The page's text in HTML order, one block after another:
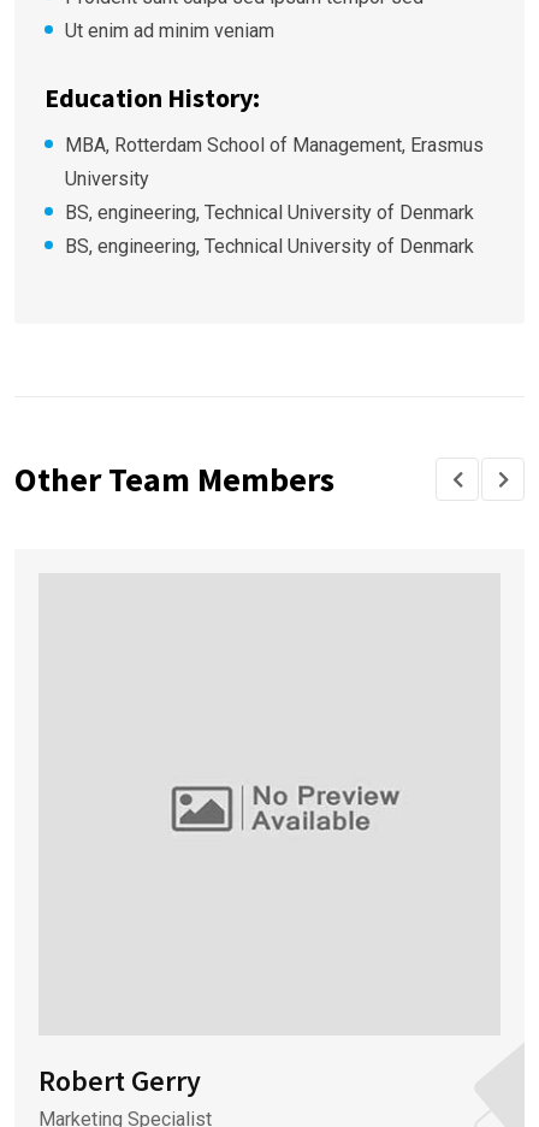
Ut enim ad minim veniam
Education History:
MBA, Rotterdam School of Management, Erasmus
University
BS, engineering, Technical University of Denmark
BS, engineering, Technical University of Denmark
Other Team Members
Robert Gerry
Marketing Specialist